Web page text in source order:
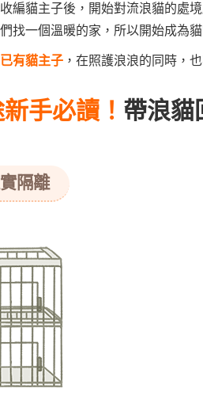
編貓主子後，開始對流浪貓的處
找一個溫暖的家，所以開始成為貓
有貓主子 ，在照護浪浪的同時，
手必讀！ 帶浪貓
隔離